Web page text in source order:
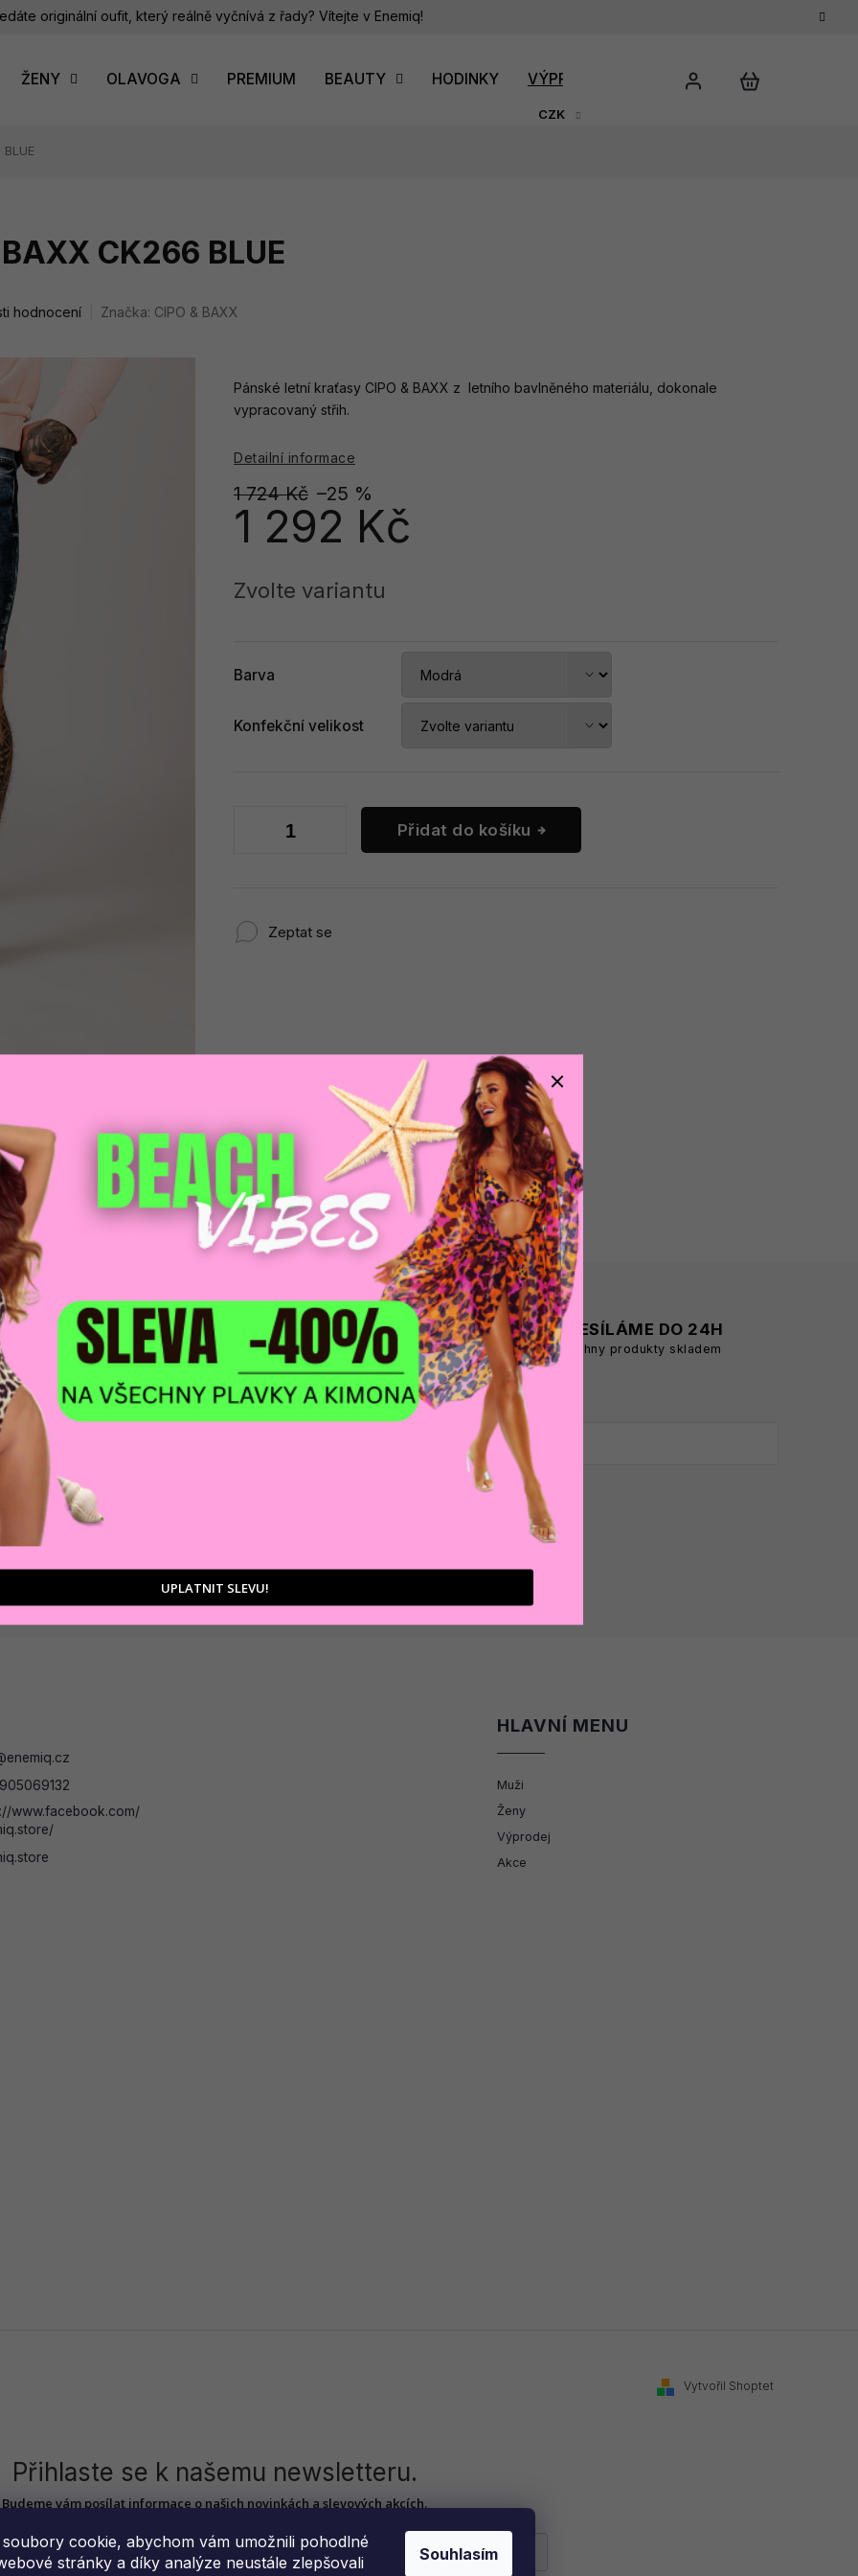
cookie, abychom vám umožnili pohodlné
stránky a díky analýze neustále zlepšovali
Souhlasím
originální oufit, který reálně vyčnívá z řady? Vítejte v Enemiq!
CZK
ŽENY OLAVOGA PREMIUM BEAUTY HODINKY VÝPRODEJ DÁRKOVÝ POUKAZ
CK266 BLUE
hodnocení Značka: CIPO & BAXX
1 724 Kč –25 %
1 292 Kč
cena:
Zvolte variantu
Barva
Konfekční velikost
Přidat do košíku
Pánské letní kraťasy CIPO & BAXX z letního bavlněného materiálu, dokonale
vypracovaný střih.
Detailní informace
Zeptat se
VÁM
produktů
DOPRAVA ZDARMA
na adresu nebo pobočku
Zásilkovny
ODESÍLÁME DO 24H
všechny produkty skladem
enemiq.cz
www.facebook.com/
HLAVNÍ MENU
Muži
Ženy
Výprodej
Akce
Vytvořil Shoptet
Přihlaste se k našemu newsletteru.
Budeme vám posílat informace o našich novinkách a slevových akcích.
UPLATNIT SLEVU!